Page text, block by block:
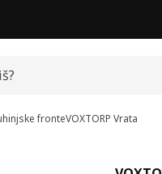
fronteVOXTORP Vrata